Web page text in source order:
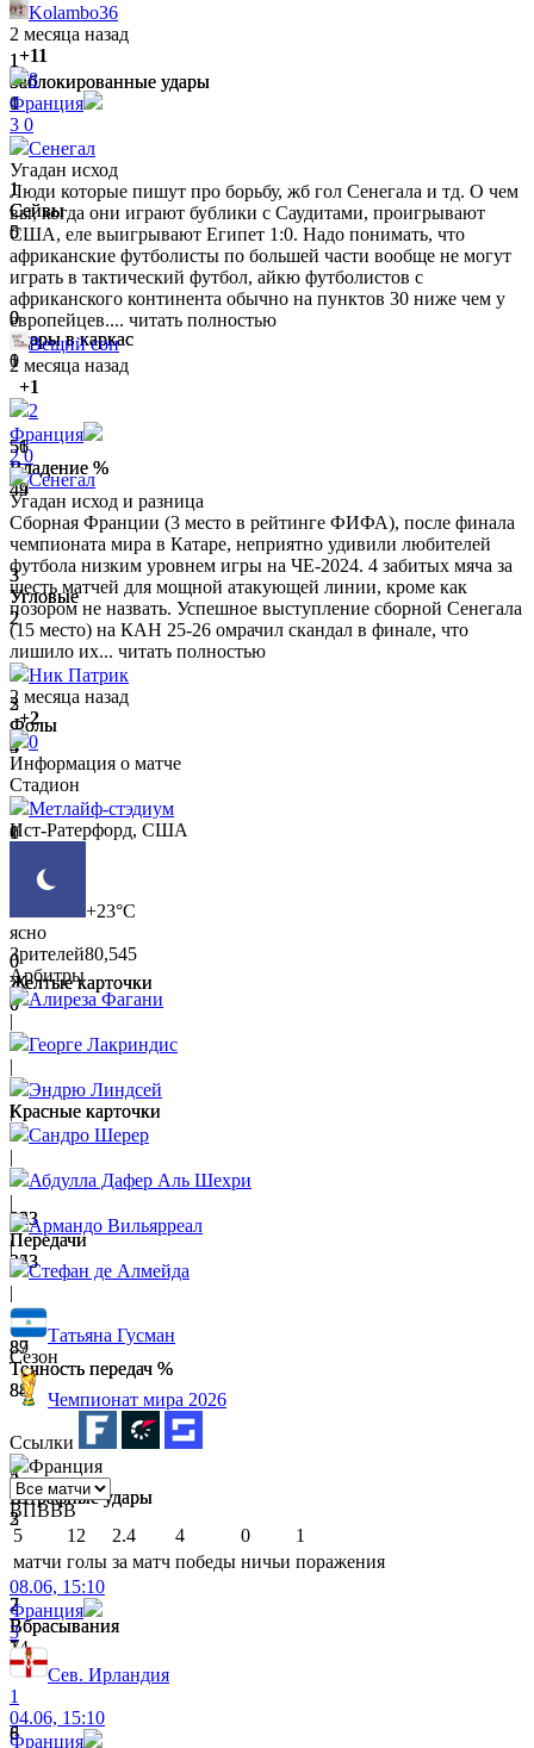
1
Заблокированные удары
1
1
Сейвы
0
0
Удары в каркас
1
56
Владение %
44
3
Угловые
2
3
Фолы
4
0
0
Желтые карточки
0
0
Красные карточки
0
323
Передачи
253
87
Точность передач %
84
4
Штрафные удары
3
2
Вбрасывания
14
6
1
Заблокированные удары
0
1
Сейвы
5
0
Удары в каркас
0
51
Владение %
49
3
Угловые
2
2
Фолы
5
1
0
Желтые карточки
0
0
Красные карточки
0
253
Передачи
243
89
Точность передач %
88
5
Штрафные удары
2
7
Вбрасывания
7
8
Kolambo36
2 месяца назад
+11
8
Франция
3 0
Сенегал
Угадан исход
Люди которые пишут про борьбу, жб гол Сенегала и тд. О чем
вы, когда они играют бублики с Саудитами, проигрывают
США, еле выигрывают Египет 1:0. Надо понимать, что
африканские футболисты по большей части вообще не могут
играть в тактический футбол, айкю футболистов с
африканского континента обычно на пунктов 30 ниже чем у
европейцев.... читать полностью
Вещий сон
2 месяца назад
+1
2
Франция
2 0
Сенегал
Угадан исход и разница
Сборная Франции (3 место в рейтинге ФИФА), после финала
чемпионата мира в Катаре, неприятно удивили любителей
футбола низким уровнем игры на ЧЕ-2024. 4 забитых мяча за
шесть матчей для мощной атакующей линии, кроме как
позором не назвать. Успешное выступление сборной Сенегала
(15 место) на КАН 25-26 омрачил скандал в финале, что
лишило их... читать полностью
Ник Патрик
2 месяца назад
+2
0
Информация о матче
Стадион
Метлайф-стэдиум
Ист-Ратерфорд, США
+23°C
ясно
Зрителей80,545
Арбитры
Алиреза Фагани
|
Георге Лакриндис
|
Эндрю Линдсей
|
Сандро Шерер
|
Абдулла Дафер Аль Шехри
|
Армандо Вильярреал
|
Стефан де Алмейда
|
Татьяна Гусман
Сезон
Чемпионат мира 2026
Ссылки
Франция
ВПВВВ
5
12 2.4 4 0
1
матчи голы за матч победы ничьи поражения
08.06, 15:10
Франция
3
Сев. Ирландия
1
04.06, 15:10
Франция